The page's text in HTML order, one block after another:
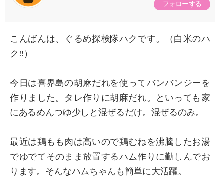
フォローする
こんばんは、ぐるめ探検隊ハクです。（白米のハ
ク‼️）
今日は喜界島の胡麻だれを使ってバンバンジーを
作りました。タレ作りに胡麻だれ。といっても家
にあるめんつゆ少しと混ぜるだけ。混ぜるのみ。
最近は鶏もも肉は高いので鶏むねを沸騰したお湯
でゆでてそのまま放置するハム作りに勤しんでお
ります。そんなハムちゃんも簡単に大活躍。